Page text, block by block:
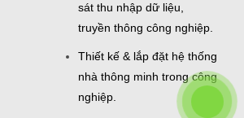
sát thu nhập dữ liệu,
truyền thông công nghiệp.
Thiết kế & lắp đặt hệ thống
nhà thông minh trong công
nghiệp.